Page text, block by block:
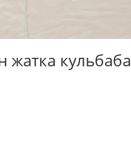
кульбаба